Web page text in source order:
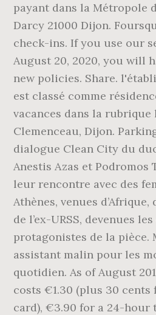
payant dans la Métropole
Darcy 21000 Dijon.
check-ins. If you use our
August 20, 2020, you will
new policies. Share.
est classé comme
vacances dans la rubrique
Clemenceau, Dijon.
dialogue Clean City du
Anestis Azas et Podromos
leur rencontre avec des
Athènes, venues d’Afrique,
de l’ex-URSS, devenues
protagonistes de la pièce.
assistant malin pour les
quotidien. As of August
costs €1.30 (plus 30 cents
card), €3.90 for a 24-hour